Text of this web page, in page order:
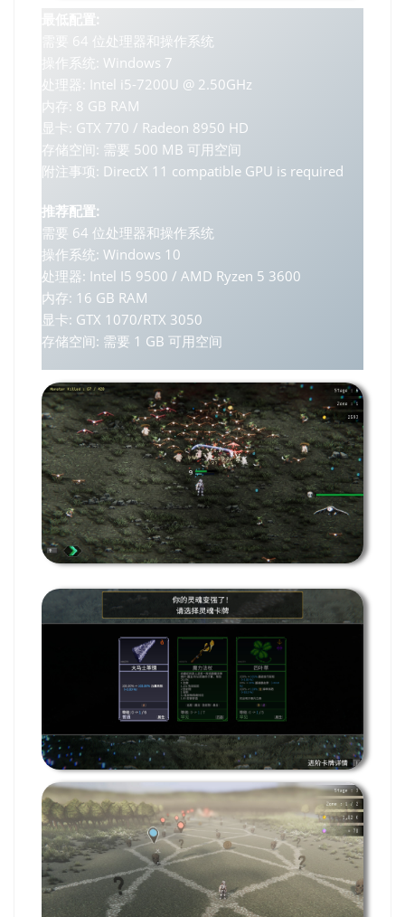
最低配置:
需要 64 位处理器和操作系统
操作系统: Windows 7
处理器: Intel i5-7200U @ 2.50GHz
内存: 8 GB RAM
显卡: GTX 770 / Radeon 8950 HD
存储空间: 需要 500 MB 可用空间
附注事项: DirectX 11 compatible GPU is required
推荐配置:
需要 64 位处理器和操作系统
操作系统: Windows 10
处理器: Intel I5 9500 / AMD Ryzen 5 3600
内存: 16 GB RAM
显卡: GTX 1070/RTX 3050
存储空间: 需要 1 GB 可用空间